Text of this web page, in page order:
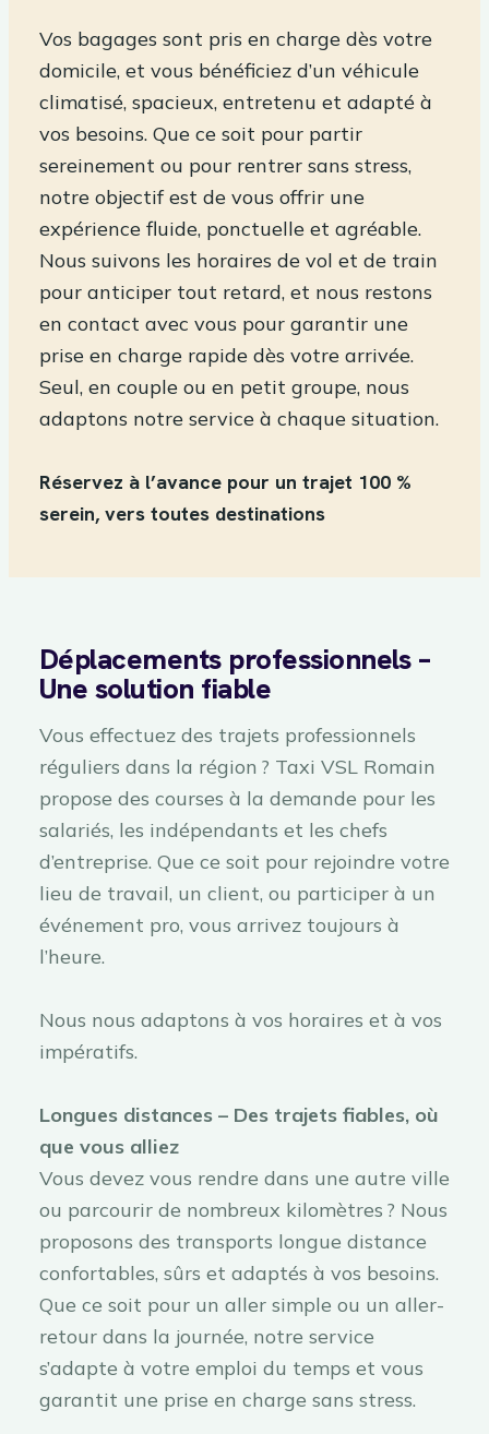
Vos bagages sont pris en charge dès votre
domicile, et vous bénéficiez d’un véhicule
climatisé, spacieux, entretenu et adapté à
vos besoins. Que ce soit pour partir
sereinement ou pour rentrer sans stress,
notre objectif est de vous offrir une
expérience fluide, ponctuelle et agréable.
Nous suivons les horaires de vol et de train
pour anticiper tout retard, et nous restons
en contact avec vous pour garantir une
prise en charge rapide dès votre arrivée.
Seul, en couple ou en petit groupe, nous
adaptons notre service à chaque situation.
Réservez à l’avance pour un trajet 100 %
serein, vers toutes destinations
Déplacements professionnels –
Une solution fiable
Vous effectuez des trajets professionnels
réguliers dans la région ? Taxi VSL Romain
propose des courses à la demande pour les
salariés, les indépendants et les chefs
d’entreprise. Que ce soit pour rejoindre votre
lieu de travail, un client, ou participer à un
événement pro, vous arrivez toujours à
l’heure.
Nous nous adaptons à vos horaires et à vos
impératifs.
Longues distances – Des trajets fiables, où
que vous alliez
Vous devez vous rendre dans une autre ville
ou parcourir de nombreux kilomètres ? Nous
proposons des transports longue distance
confortables, sûrs et adaptés à vos besoins.
Que ce soit pour un aller simple ou un aller-
retour dans la journée, notre service
s’adapte à votre emploi du temps et vous
garantit une prise en charge sans stress.